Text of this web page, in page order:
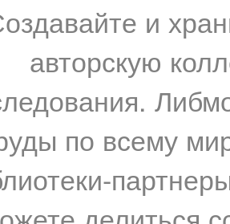
и
авторскую
по всему